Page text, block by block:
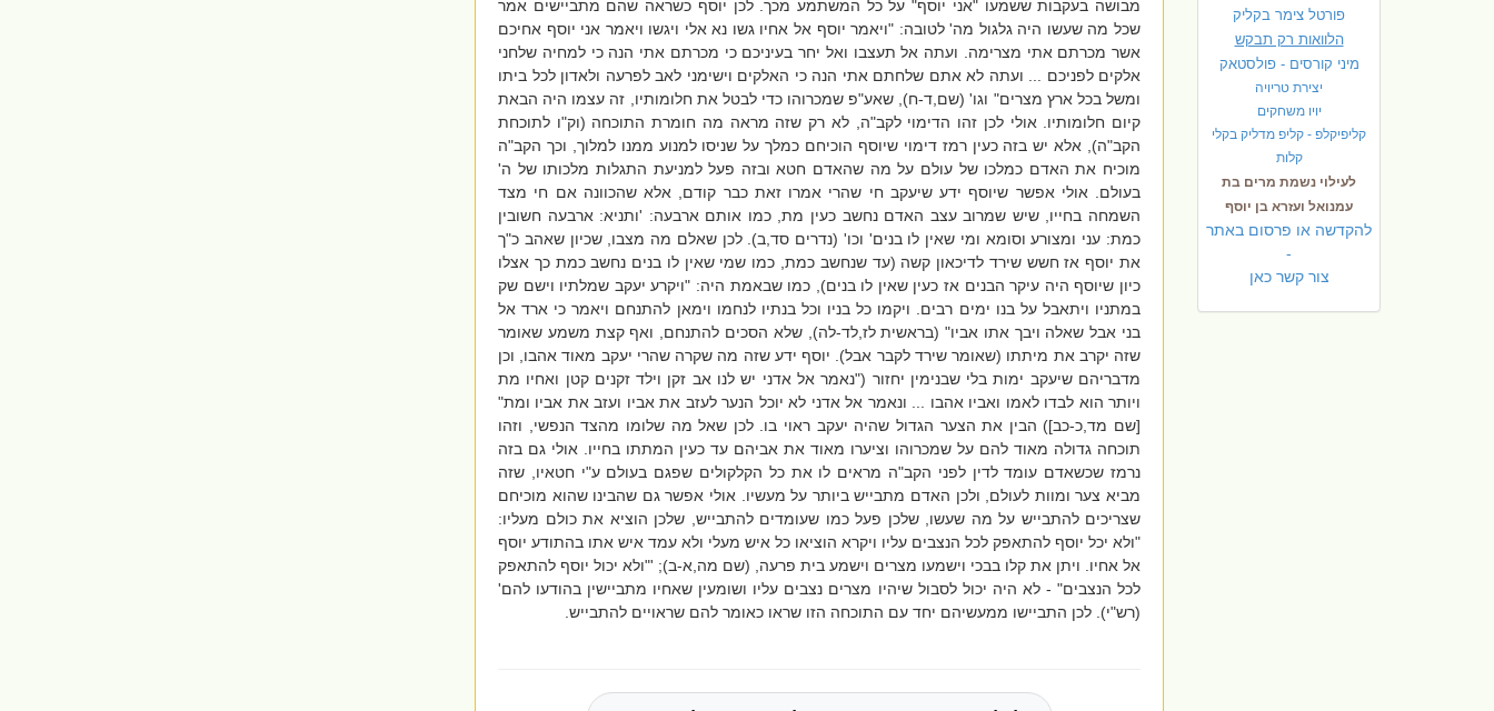
פורטל צימר בקליק
הלוואות רק תבקש
מיני קורסים - פולסטאק
יצירת טריויה
יויו משחקים
קליפיקלפ - קליפ מדליק בקלי
קלות
לעילוי נשמת מרים בת
עמנואל ועזרא בן יוסף
להקדשה או פרסום באתר
-
צור קשר כאן
מבושה בעקבות ששמעו "אני יוסף" על כל המשתמע מכך. לכן יוסף כשראה שהם מתביישים אמר
שכל מה שעשו היה גלגול מה' לטובה: "ויאמר יוסף אל אחיו גשו נא אלי ויגשו ויאמר אני יוסף אחיכם
אשר מכרתם אתי מצרימה. ועתה אל תעצבו ואל יחר בעיניכם כי מכרתם אתי הנה כי למחיה שלחני
אלקים לפניכם ... ועתה לא אתם שלחתם אתי הנה כי האלקים וישימני לאב לפרעה ולאדון לכל ביתו
ומשל בכל ארץ מצרים" וגו' (שם,ד-ח), שאע"פ שמכרוהו כדי לבטל את חלומותיו, זה עצמו היה הבאת
קיום חלומותיו. אולי לכן זהו הדימוי לקב"ה, לא רק שזה מראה מה חומרת התוכחה (וק"ו לתוכחת
הקב"ה), אלא יש בזה כעין רמז דימוי שיוסף הוכיחם כמלך על שניסו למנוע ממנו למלוך, וכך הקב"ה
מוכיח את האדם כמלכו של עולם על מה שהאדם חטא ובזה פעל למניעת התגלות מלכותו של ה'
בעולם. אולי אפשר שיוסף ידע שיעקב חי שהרי אמרו זאת כבר קודם, אלא שהכוונה אם חי מצד
השמחה בחייו, שיש שמרוב עצב האדם נחשב כעין מת, כמו אותם ארבעה: 'ותניא: ארבעה חשובין
כמת: עני ומצורע וסומא ומי שאין לו בנים' וכו' (נדרים סד,ב). לכן שאלם מה מצבו, שכיון שאהב כ"ך
את יוסף אז חשש שירד לדיכאון קשה (עד שנחשב כמת, כמו שמי שאין לו בנים נחשב כמת כך אצלו
כיון שיוסף היה עיקר הבנים אז כעין שאין לו בנים), כמו שבאמת היה: "ויקרע יעקב שמלתיו וישם שק
במתניו ויתאבל על בנו ימים רבים. ויקמו כל בניו וכל בנתיו לנחמו וימאן להתנחם ויאמר כי ארד אל
בני אבל שאלה ויבך אתו אביו" (בראשית לז,לד-לה), שלא הסכים להתנחם, ואף קצת משמע שאומר
שזה יקרב את מיתתו (שאומר שירד לקבר אבל). יוסף ידע שזה מה שקרה שהרי יעקב מאוד אהבו, וכן
מדבריהם שיעקב ימות בלי שבנימין יחזור ("נאמר אל אדני יש לנו אב זקן וילד זקנים קטן ואחיו מת
ויותר הוא לבדו לאמו ואביו אהבו ... ונאמר אל אדני לא יוכל הנער לעזב את אביו ועזב את אביו ומת"
[שם מד,כ-כב]) הבין את הצער הגדול שהיה יעקב ראוי בו. לכן שאל מה שלומו מהצד הנפשי, וזהו
תוכחה גדולה מאוד להם על שמכרוהו וציערו מאוד את אביהם עד כעין המתתו בחייו. אולי גם בזה
נרמז שכשאדם עומד לדין לפני הקב"ה מראים לו את כל הקלקולים שפגם בעולם ע"י חטאיו, שזה
מביא צער ומוות לעולם, ולכן האדם מתבייש ביותר על מעשיו. אולי אפשר גם שהבינו שהוא מוכיחם
שצריכים להתבייש על מה שעשו, שלכן פעל כמו שעומדים להתבייש, שלכן הוציא את כולם מעליו:
"ולא יכל יוסף להתאפק לכל הנצבים עליו ויקרא הוציאו כל איש מעלי ולא עמד איש אתו בהתודע יוסף
אל אחיו. ויתן את קלו בבכי וישמעו מצרים וישמע בית פרעה, (שם מה,א-ב); '"ולא יכול יוסף להתאפק
לכל הנצבים" - לא היה יכול לסבול שיהיו מצרים נצבים עליו ושומעין שאחיו מתביישין בהודעו להם'
(רש"י). לכן התביישו ממעשיהם יחד עם התוכחה הזו שראו כאומר להם שראויים להתבייש.